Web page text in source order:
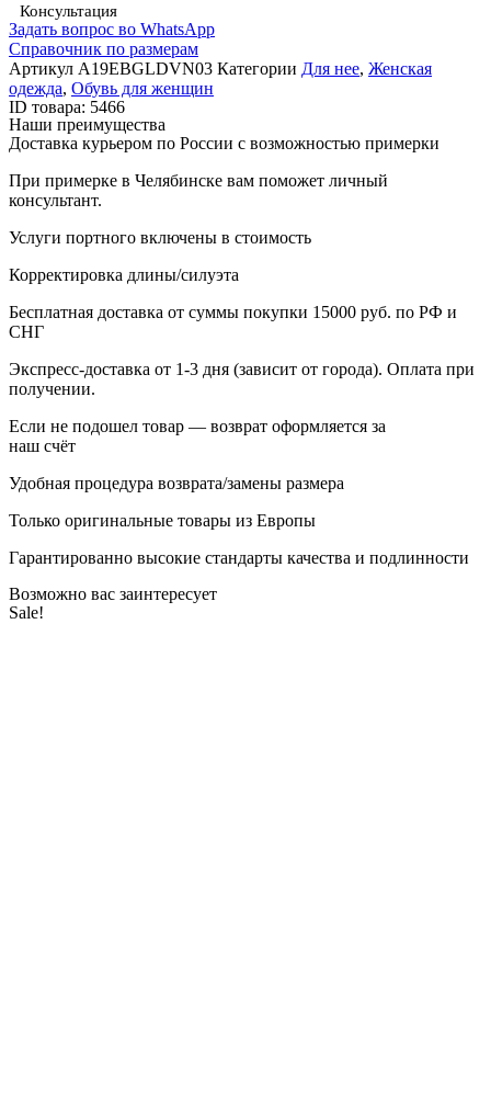
Консультация
Задать вопрос во WhatsApp
Справочник по размерам
Артикул A19EBGLDVN03 Категории Для нее, Женская
одежда, Обувь для женщин
ID товара: 5466
Наши преимущества
Доставка курьером по России с возможностью примерки
При примерке в Челябинске вам поможет личный
консультант.
Услуги портного включены в стоимость
Корректировка длины/силуэта
Бесплатная доставка от суммы покупки 15000 руб. по РФ и
СНГ
Экспресс-доставка от 1-3 дня (зависит от города). Оплата при
получении.
Если не подошел товар — возврат оформляется за
наш счёт
Удобная процедура возврата/замены размера
Только оригинальные товары из Европы
Гарантированно высокие стандарты качества и подлинности
Возможно вас заинтересует
Sale!